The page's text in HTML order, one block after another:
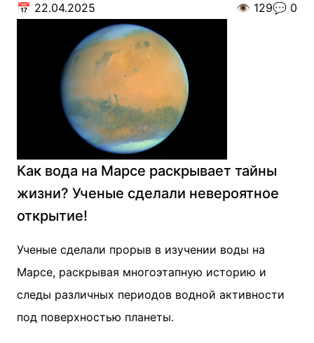
📅 22.04.2025 👁️ 129💬 0
Как вода на Марсе раскрывает тайны
жизни? Ученые сделали невероятное
открытие!
Ученые сделали прорыв в изучении воды на
Марсе, раскрывая многоэтапную историю и
следы различных периодов водной активности
под поверхностью планеты.